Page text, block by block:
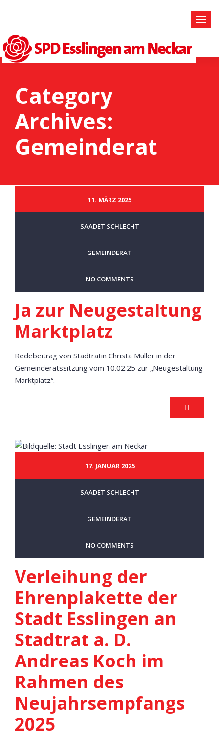
Category
Archives:
Gemeinderat
11. MÄRZ 2025
SAADET SCHLECHT
GEMEINDERAT
NO COMMENTS
Ja zur Neugestaltung
Marktplatz
Redebeitrag von Stadträtin Christa Müller in der
Gemeinderatssitzung vom 10.02.25 zur „Neugestaltung
Marktplatz“.
17. JANUAR 2025
SAADET SCHLECHT
GEMEINDERAT
NO COMMENTS
Verleihung der
Ehrenplakette der
Stadt Esslingen an
Stadtrat a. D.
Andreas Koch im
Rahmen des
Neujahrsempfangs
2025